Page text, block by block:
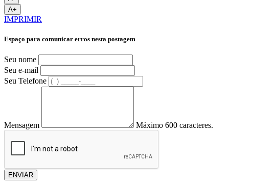
A+
IMPRIMIR
Espaço para comunicar erros nesta postagem
Seu nome
Seu e-mail
Seu Telefone
Mensagem Máximo 600 caracteres.
ENVIAR